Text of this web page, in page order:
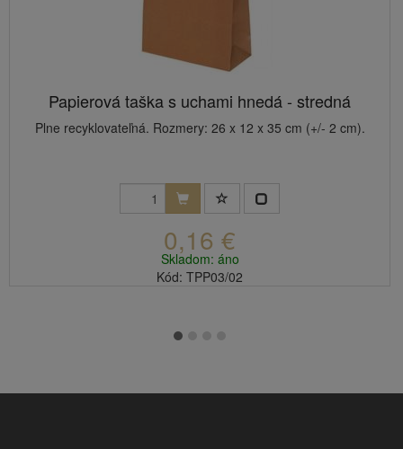
Papierová taška s uchami hnedá - stredná
Plne recyklovateľná. Rozmery: 26 x 12 x 35 cm (+/- 2 cm).
0,16 €
Skladom: áno
Kód: TPP03/02